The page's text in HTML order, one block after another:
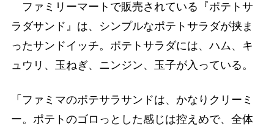
ファミリーマートで販売されている『ポテトサ
ラダサンド』は、シンプルなポテトサラダが挟ま
ったサンドイッチ。ポテトサラダには、ハム、キ
ュウリ、玉ねぎ、ニンジン、玉子が入っている。
「ファミマのポテサラサンドは、かなりクリーミ
ー。ポテトのゴロっとした感じは控えめで、全体